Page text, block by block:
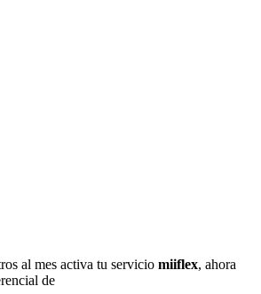
al mes activa tu servicio miiflex, ahora
de